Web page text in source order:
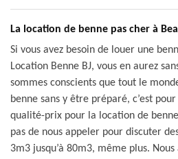
La location de benne pas cher à
Si vous avez besoin de louer une
Location Benne BJ, vous en aurez
sommes conscients que tout le
benne sans y être préparé, c’est
qualité-prix pour la location de
pas de nous appeler pour discuter
3m3 jusqu’à 80m3, même plus.